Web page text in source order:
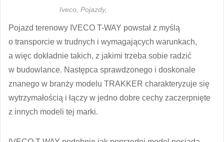
Iveco, Pojazdy,
Pojazd terenowy IVECO T-WAY powstał z myślą
o transporcie w trudnych i wymagających warunkach,
a więc dokładnie takich, z jakimi trzeba sobie radzić
w budowlance. Następca sprawdzonego i doskonale
znanego w branży modelu TRAKKER charakteryzuje się
wytrzymałością i łączy w jedno dobre cechy zaczerpnięte
z innych modeli tej marki.